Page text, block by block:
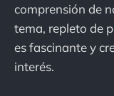
comprensión de
tema, repleto de
es fascinante y
interés.